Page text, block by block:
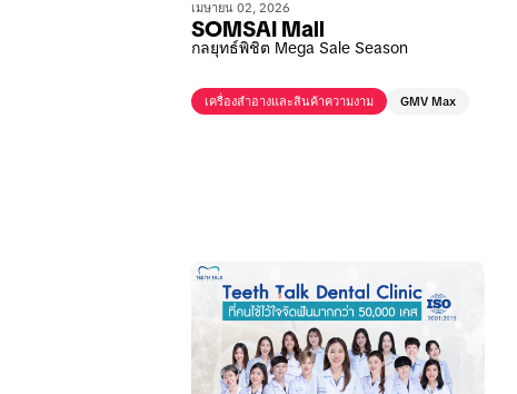
เมษายน 02, 2026
SOMSAI Mall
กลยุทธ์พิชิต Mega Sale Season
เครื่องสำอางและสินค้าความงาม GMV Max